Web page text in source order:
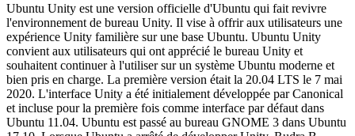
Ubuntu Unity est une version officielle d'Ubuntu qui fait revivre
l'environnement de bureau Unity. Il vise à offrir aux utilisateurs une
expérience Unity familière sur une base Ubuntu. Ubuntu Unity
convient aux utilisateurs qui ont apprécié le bureau Unity et
souhaitent continuer à l'utiliser sur un système Ubuntu moderne et
bien pris en charge. La première version était la 20.04 LTS le 7 mai
2020. L'interface Unity a été initialement développée par Canonical
et incluse pour la première fois comme interface par défaut dans
Ubuntu 11.04. Ubuntu est passé au bureau GNOME 3 dans Ubuntu